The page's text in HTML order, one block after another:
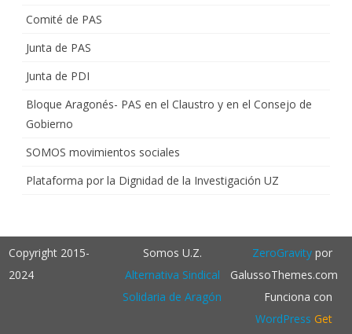
Comité de PAS
Junta de PAS
Junta de PDI
Bloque Aragonés- PAS en el Claustro y en el Consejo de
Gobierno
SOMOS movimientos sociales
Plataforma por la Dignidad de la Investigación UZ
Copyright 2015-
2024
Somos U.Z.
Alternativa Sindical
Solidaria de Aragón
ZeroGravitypor
GalussoThemes.com
Funciona con
WordPress Get